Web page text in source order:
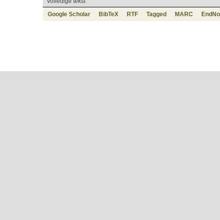
Google Scholar
BibTeX RTF Tagged MARC